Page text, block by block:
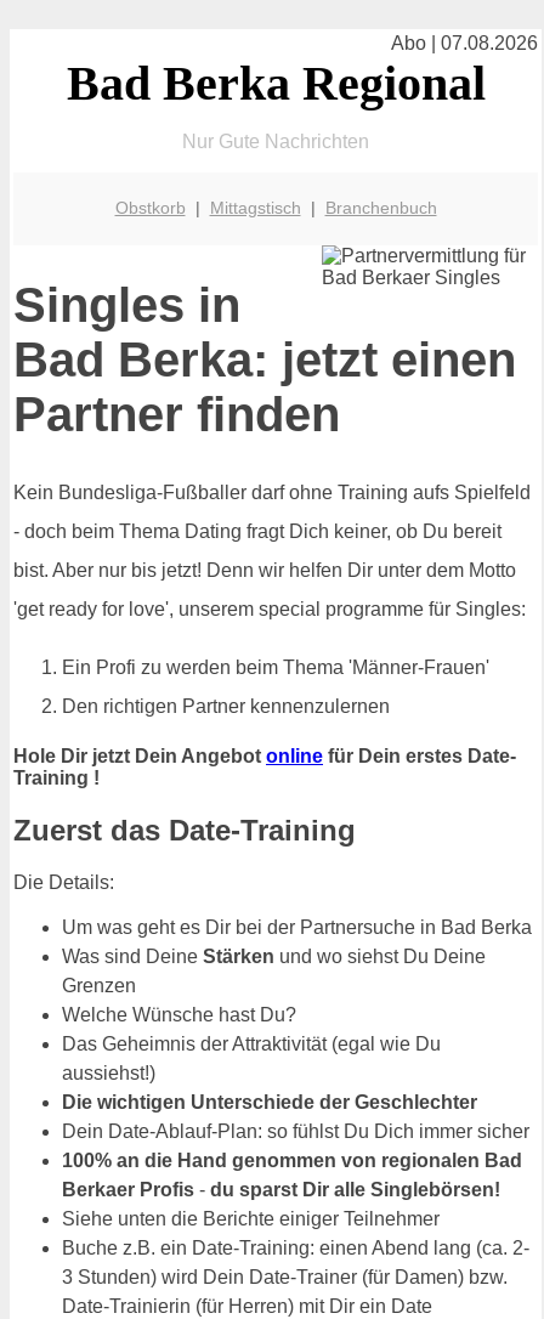
Abo | 07.08.2026
Bad Berka Regional
Nur Gute Nachrichten
Obstkorb | Mittagstisch | Branchenbuch
Singles in
Bad Berka: jetzt einen
Partner finden
Kein Bundesliga-Fußballer darf ohne Training aufs Spielfeld
- doch beim Thema Dating fragt Dich keiner, ob Du bereit
bist. Aber nur bis jetzt! Denn wir helfen Dir unter dem Motto
'get ready for love', unserem special programme für Singles:
Ein Profi zu werden beim Thema 'Männer-Frauen'
Den richtigen Partner kennenzulernen
Hole Dir jetzt Dein Angebot online für Dein erstes Date-
Training !
Zuerst das Date-Training
Die Details:
Um was geht es Dir bei der Partnersuche in Bad Berka
Was sind Deine Stärken und wo siehst Du Deine
Grenzen
Welche Wünsche hast Du?
Das Geheimnis der Attraktivität (egal wie Du
aussiehst!)
Die wichtigen Unterschiede der Geschlechter
Dein Date-Ablauf-Plan: so fühlst Du Dich immer sicher
100% an die Hand genommen von regionalen Bad
Berkaer Profis - du sparst Dir alle Singlebörsen!
Siehe unten die Berichte einiger Teilnehmer
Buche z.B. ein Date-Training: einen Abend lang (ca. 2-
3 Stunden) wird Dein Date-Trainer (für Damen) bzw.
Date-Trainierin (für Herren) mit Dir ein Date